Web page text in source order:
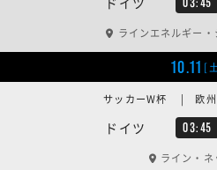
ラインエネルギー
10.11 [
ドイツ 03:45
サッカーW杯 | 欧州
ライン・ネ